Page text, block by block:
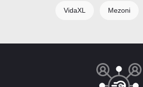
VidaXL Mezoni